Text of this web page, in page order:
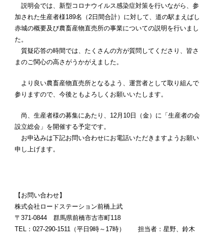
説明会では、新型コロナウイルス感染症対策を行いながら、参
加された生産者様189名（2日間合計）に対して、道の駅まえばし
赤城の概要及び農畜産物直売所の事業についての説明を行いまし
た。
質疑応答の時間では、たくさんの方が質問してくださり、皆さ
まのご関心の高さがうかがえました。
より良い農畜産物直売所となるよう、運営者として取り組んで
参りますので、今後ともよろしくお願いいたします。
尚、生産者様の募集にあたり、12月10日（金）に「生産者の会
設立総会」を開催する予定です。
お申込みは下記お問い合わせにお電話いただきますようお願い
申し上げます。
【お問い合わせ】
株式会社ロードステーション前橋上武
〒371-0844 群馬県前橋市古市町118
TEL：027-290-1511（平日9時～17時） 担当者：星野、鈴木